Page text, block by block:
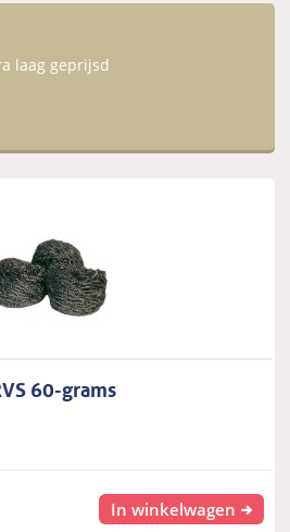
laag geprijsd
60-grams
In winkelwagen